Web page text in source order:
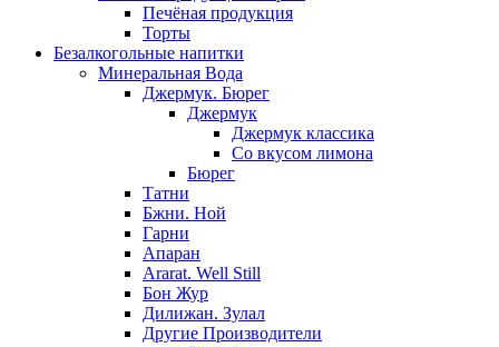
Печёная продукция
Торты
Безалкогольные напитки
Минеральная Вода
Джермук. Бюрег
Джермук
Джермук классика
Со вкусом лимона
Бюрег
Татни
Бжни. Ной
Гарни
Апаран
Ararat. Well Still
Бон Жур
Дилижан. Зулал
Другие Производители